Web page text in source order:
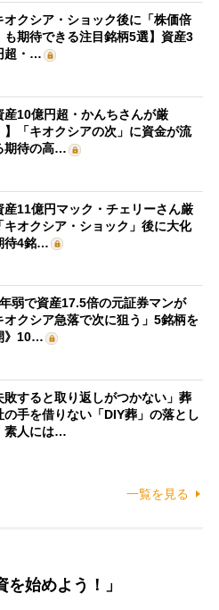
オクシア・ショック後に「株価倍
も期待できる注目銘柄5選】資産3
超・…
産10億円超・かんちさんが厳
】「キオクシアの次」に資金が流
期待の高…
産11億円マック・チェリーさん厳
キオクシア・ショック」後に大化
待4銘…
年弱で資産17.5倍の元証券マンが
オクシア急落で次に狙う」5銘柄を
》10…
敗すると取り返しがつかない」葬
の手を借りない「DIY葬」の落とし
人には…
一覧を見る
始めよう！」